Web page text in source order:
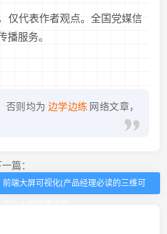
仅代表作者观点。全国党媒信
播服务。
否则均为 边学边练 网络文章，
篇：
前端大屏可视化(产品经理必读的三维可